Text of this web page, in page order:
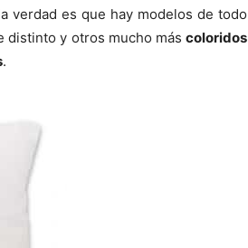
verdad es que hay modelos de todo
distinto y otros mucho máscoloridos
.